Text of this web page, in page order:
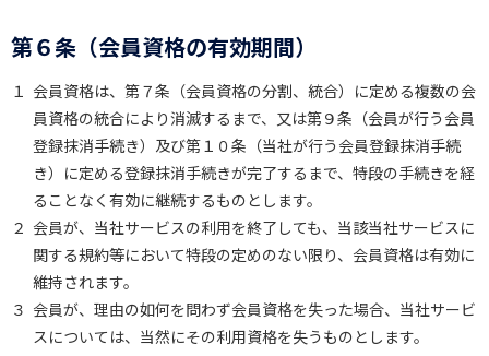
第６条（会員資格の有効期間）
１ 会員資格は、第７条（会員資格の分割、統合）に定める複数の会
員資格の統合により消滅するまで、又は第９条（会員が行う会員
登録抹消手続き）及び第１０条（当社が行う会員登録抹消手続
き）に定める登録抹消手続きが完了するまで、特段の手続きを経
ることなく有効に継続するものとします。
２ 会員が、当社サービスの利用を終了しても、当該当社サービスに
関する規約等において特段の定めのない限り、会員資格は有効に
維持されます。
３ 会員が、理由の如何を問わず会員資格を失った場合、当社サービ
スについては、当然にその利用資格を失うものとします。